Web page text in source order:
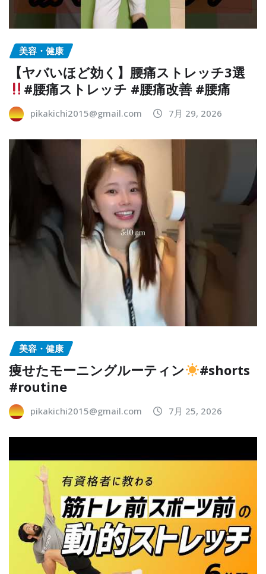
美容・健康
【ヤバいほど効く】腰痛ストレッチ3選
#腰痛ストレッチ #腰痛改善 #腰痛
pikakichi2015@gmail.com 7月 29, 2026
美容・健康
痩せたモーニングルーティン
#shorts
#routine
pikakichi2015@gmail.com 7月 25, 2026